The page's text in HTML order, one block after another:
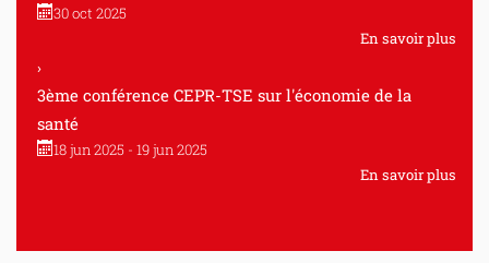
30 oct 2025
En savoir plus
3ème conférence CEPR-TSE sur l'économie de la
santé
18 jun 2025 - 19 jun 2025
En savoir plus